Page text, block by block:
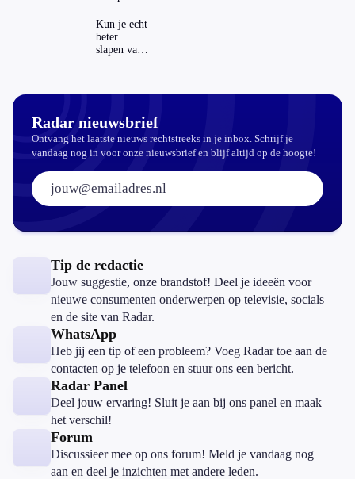
buitenland
ING-app:
is dat wel
veilig?
Kun je echt
beter
slapen van
Radar nieuwsbrief
Ontvang het laatste nieuws rechtstreeks in je inbox. Schrijf je
vandaag nog in voor onze nieuwsbrief en blijf altijd op de hoogte!
E-mailadres:
Tip de redactie
Jouw suggestie, onze brandstof! Deel je ideeën voor
nieuwe consumenten onderwerpen op televisie, socials
en de site van Radar.
WhatsApp
Heb jij een tip of een probleem? Voeg Radar toe aan de
contacten op je telefoon en stuur ons een bericht.
Radar Panel
Deel jouw ervaring! Sluit je aan bij ons panel en maak
het verschil!
Forum
Discussieer mee op ons forum! Meld je vandaag nog
aan en deel je inzichten met andere leden.